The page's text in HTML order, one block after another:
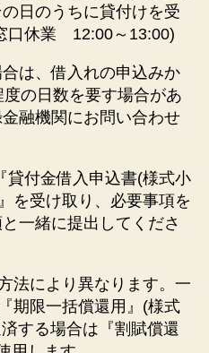
日のうちに貸付けを受
口休業 12:00～13:00)
は、借入れの申込みか
の日数を要す場合があ
融機関にお問い合わせ
貸付金借入申込書(様式小
を受け取り、必要事項を
一緒に提出してくださ
法により異なります。一
期限一括償還用』(様式
する場合は『割賦償還